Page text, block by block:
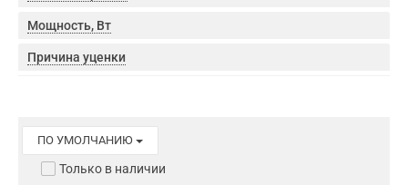
Мощность, Вт
Причина уценки
ПО УМОЛЧАНИЮ
Только в наличии